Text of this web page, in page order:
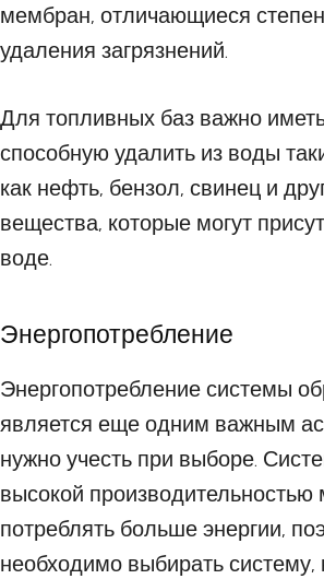
мембран, отличающиеся
удаления загрязнений.
Для топливных баз важно
способную удалить из воды
как нефть, бензол, свинец и
вещества, которые могут
воде.
Энергопотребление
Энергопотребление системы
является еще одним важным
нужно учесть при выборе.
высокой производительностью
потреблять больше энергии,
необходимо выбирать систему,